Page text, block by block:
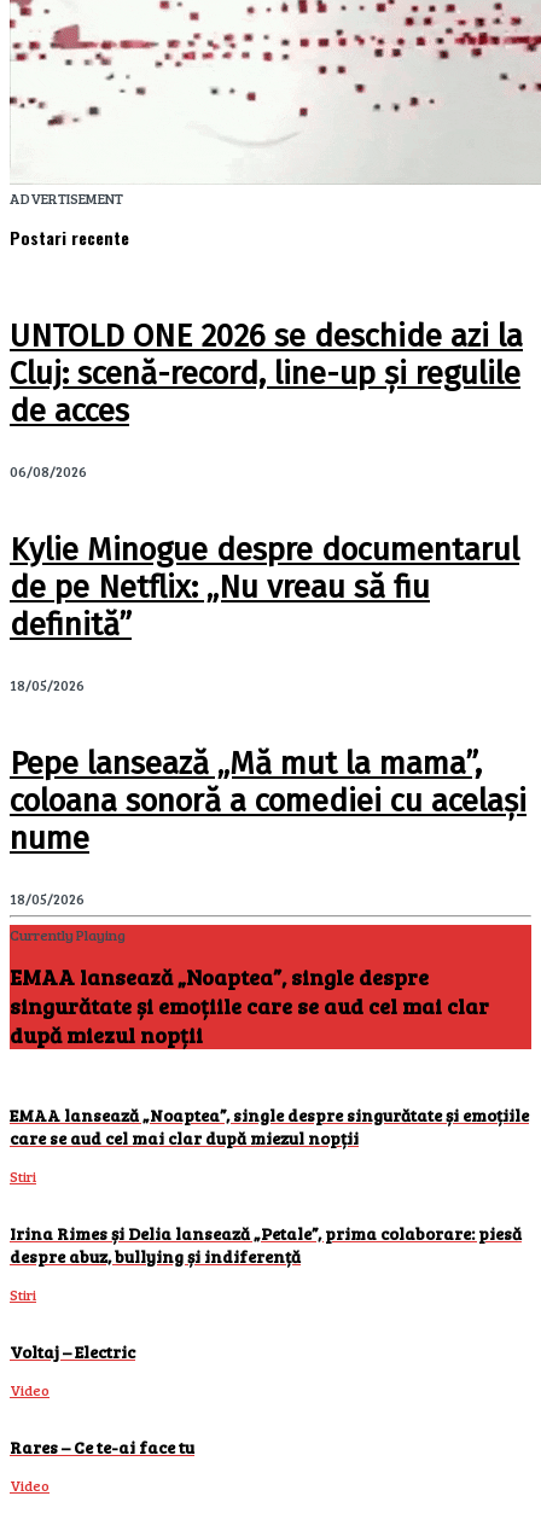
ADVERTISEMENT
Postari recente
UNTOLD ONE 2026 se deschide azi la
Cluj: scenă-record, line-up și regulile
de acces
06/08/2026
Kylie Minogue despre documentarul
de pe Netflix: „Nu vreau să fiu
definită”
18/05/2026
Pepe lansează „Mă mut la mama”,
coloana sonoră a comediei cu același
nume
18/05/2026
Currently Playing
EMAA lansează „Noaptea”, single despre
singurătate și emoțiile care se aud cel mai clar
după miezul nopții
EMAA lansează „Noaptea”, single despre singurătate și emoțiile
care se aud cel mai clar după miezul nopții
Stiri
Irina Rimes și Delia lansează „Petale”, prima colaborare: piesă
despre abuz, bullying și indiferență
Stiri
Voltaj – Electric
Video
Rares – Ce te-ai face tu
Video